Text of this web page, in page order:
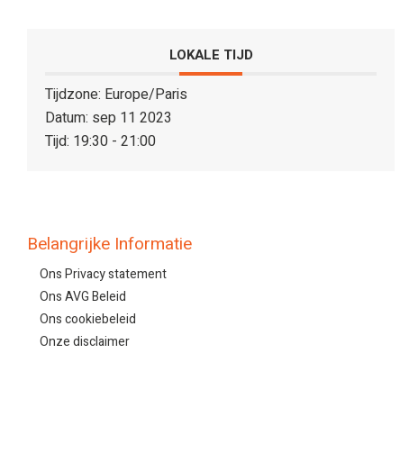
LOKALE TIJD
Tijdzone: Europe/Paris
Datum: sep 11 2023
Tijd: 19:30 - 21:00
Belangrijke Informatie
Ons Privacy statement
Ons AVG Beleid
Ons cookiebeleid
Onze disclaimer